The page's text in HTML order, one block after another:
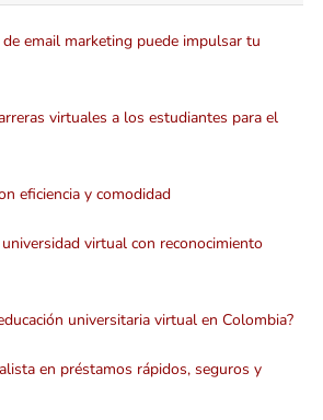
email marketing puede impulsar tu
virtuales a los estudiantes para el
eficiencia y comodidad
virtual con reconocimiento
universitaria virtual en Colombia?
en préstamos rápidos, seguros y